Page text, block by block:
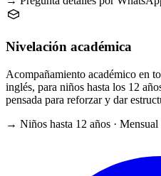
Nivelación académica
Acompañamiento académico en
inglés, para niños hasta los 12
pensada para reforzar y dar
→ Niños hasta 12 años · Mensual